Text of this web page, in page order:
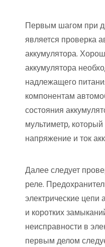
Первым шагом при
является проверка
аккумулятора.
аккумулятора
надлежащего
компонентам
состояния
мультиметр,
напряжение и ток
Далее следует
реле.
электрические цепи
и коротких
неисправности в
первым делом